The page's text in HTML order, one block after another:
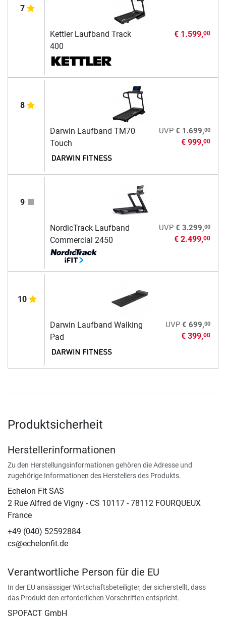
7
Kettler Laufband Track
400
€ 1.599,00
8
Darwin Laufband TM70
Touch
UVP € 1.699,00
€ 999,00
9
NordicTrack Laufband
Commercial 2450
UVP € 3.299,00
€ 2.499,00
10
Darwin Laufband Walking
Pad
UVP € 699,00
€ 399,00
Produktsicherheit
Herstellerinformationen
Zu den Herstellungsinformationen gehören die Adresse und
zugehörige Informationen des Herstellers des Produkts.
Echelon Fit SAS
2 Rue Alfred de Vigny - CS 10117 - 78112 FOURQUEUX
France
+49 (040) 52592884
cs@echelonfit.de
Verantwortliche Person für die EU
In der EU ansässiger Wirtschaftsbeteiligter, der sicherstellt, dass
das Produkt den erforderlichen Vorschriften entspricht.
SPOFACT GmbH